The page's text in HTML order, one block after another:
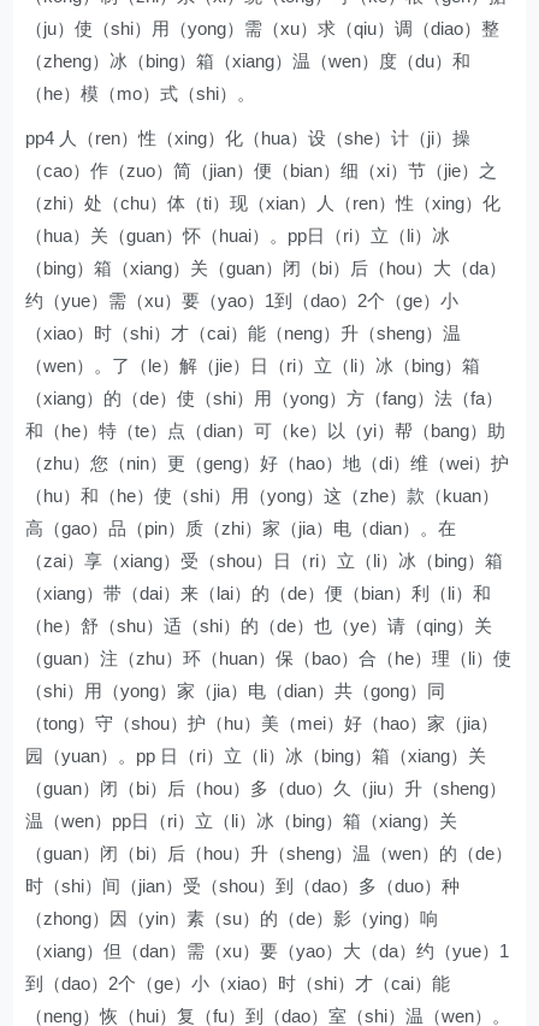
（ju）使（shi）用（yong）需（xu）求（qiu）调（diao）整
（zheng）冰（bing）箱（xiang）温（wen）度（du）和
（he）模（mo）式（shi）。
pp4 人（ren）性（xing）化（hua）设（she）计（ji）操
（cao）作（zuo）简（jian）便（bian）细（xi）节（jie）之
（zhi）处（chu）体（ti）现（xian）人（ren）性（xing）化
（hua）关（guan）怀（huai）。pp日（ri）立（li）冰
（bing）箱（xiang）关（guan）闭（bi）后（hou）大（da）
约（yue）需（xu）要（yao）1到（dao）2个（ge）小
（xiao）时（shi）才（cai）能（neng）升（sheng）温
（wen）。了（le）解（jie）日（ri）立（li）冰（bing）箱
（xiang）的（de）使（shi）用（yong）方（fang）法（fa）
和（he）特（te）点（dian）可（ke）以（yi）帮（bang）助
（zhu）您（nin）更（geng）好（hao）地（di）维（wei）护
（hu）和（he）使（shi）用（yong）这（zhe）款（kuan）
高（gao）品（pin）质（zhi）家（jia）电（dian）。在
（zai）享（xiang）受（shou）日（ri）立（li）冰（bing）箱
（xiang）带（dai）来（lai）的（de）便（bian）利（li）和
（he）舒（shu）适（shi）的（de）也（ye）请（qing）关
（guan）注（zhu）环（huan）保（bao）合（he）理（li）使
（shi）用（yong）家（jia）电（dian）共（gong）同
（tong）守（shou）护（hu）美（mei）好（hao）家（jia）
园（yuan）。pp 日（ri）立（li）冰（bing）箱（xiang）关
（guan）闭（bi）后（hou）多（duo）久（jiu）升（sheng）
温（wen）pp日（ri）立（li）冰（bing）箱（xiang）关
（guan）闭（bi）后（hou）升（sheng）温（wen）的（de）
时（shi）间（jian）受（shou）到（dao）多（duo）种
（zhong）因（yin）素（su）的（de）影（ying）响
（xiang）但（dan）需（xu）要（yao）大（da）约（yue）1
到（dao）2个（ge）小（xiao）时（shi）才（cai）能
（neng）恢（hui）复（fu）到（dao）室（shi）温（wen）。